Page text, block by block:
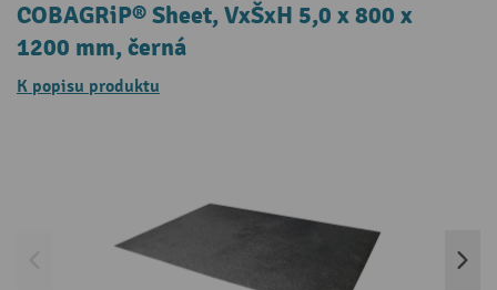
COBAGRiP® Sheet, VxŠxH 5,0 x 800 x
1200 mm, černá
K popisu produktu